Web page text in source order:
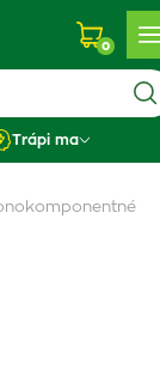
0
Trápi ma